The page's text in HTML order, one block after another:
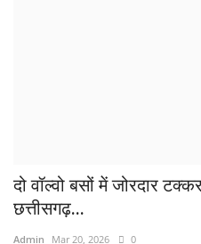
दो वॉल्वो बसों में जोरदार
छत्तीसगढ़...
Admin Mar 20, 2026 0